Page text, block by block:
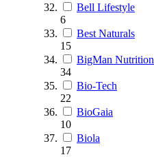
Bell Lifestyle
6
Best Naturals
15
BigMan Nutrition
34
Bio-Tech
22
BioGaia
10
Biola
17